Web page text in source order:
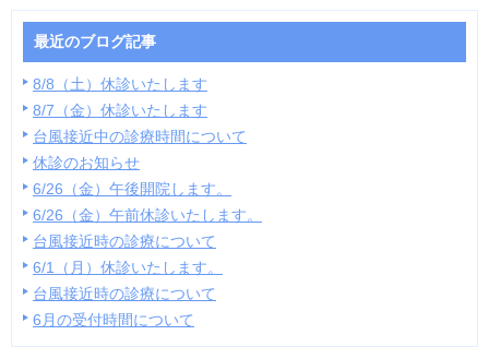
最近のブログ記事
8/8（土）休診いたします
8/7（金）休診いたします
台風接近中の診療時間について
休診のお知らせ
6/26（金）午後開院します。
6/26（金）午前休診いたします。
台風接近時の診療について
6/1（月）休診いたします。
台風接近時の診療について
6月の受付時間について